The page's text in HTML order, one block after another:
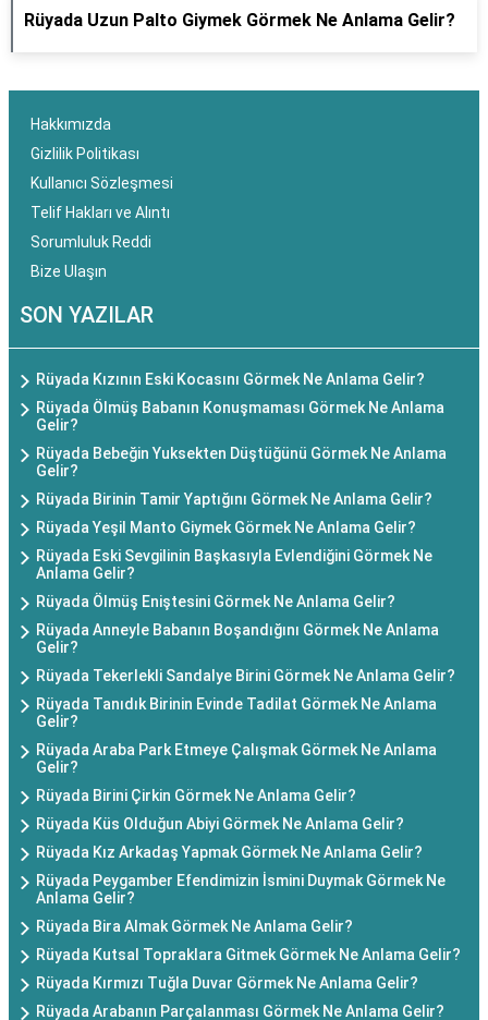
Rüyada Uzun Palto Giymek Görmek Ne Anlama Gelir?
Hakkımızda
Gizlilik Politikası
Kullanıcı Sözleşmesi
Telif Hakları ve Alıntı
Sorumluluk Reddi
Bize Ulaşın
SON YAZILAR
Rüyada Kızının Eski Kocasını Görmek Ne Anlama Gelir?
Rüyada Ölmüş Babanın Konuşmaması Görmek Ne Anlama
Gelir?
Rüyada Bebeğin Yuksekten Düştüğünü Görmek Ne Anlama
Gelir?
Rüyada Birinin Tamir Yaptığını Görmek Ne Anlama Gelir?
Rüyada Yeşil Manto Giymek Görmek Ne Anlama Gelir?
Rüyada Eski Sevgilinin Başkasıyla Evlendiğini Görmek Ne
Anlama Gelir?
Rüyada Ölmüş Eniştesini Görmek Ne Anlama Gelir?
Rüyada Anneyle Babanın Boşandığını Görmek Ne Anlama
Gelir?
Rüyada Tekerlekli Sandalye Birini Görmek Ne Anlama Gelir?
Rüyada Tanıdık Birinin Evinde Tadilat Görmek Ne Anlama
Gelir?
Rüyada Araba Park Etmeye Çalışmak Görmek Ne Anlama
Gelir?
Rüyada Birini Çirkin Görmek Ne Anlama Gelir?
Rüyada Küs Olduğun Abiyi Görmek Ne Anlama Gelir?
Rüyada Kız Arkadaş Yapmak Görmek Ne Anlama Gelir?
Rüyada Peygamber Efendimizin İsmini Duymak Görmek Ne
Anlama Gelir?
Rüyada Bira Almak Görmek Ne Anlama Gelir?
Rüyada Kutsal Topraklara Gitmek Görmek Ne Anlama Gelir?
Rüyada Kırmızı Tuğla Duvar Görmek Ne Anlama Gelir?
Rüyada Arabanın Parçalanması Görmek Ne Anlama Gelir?